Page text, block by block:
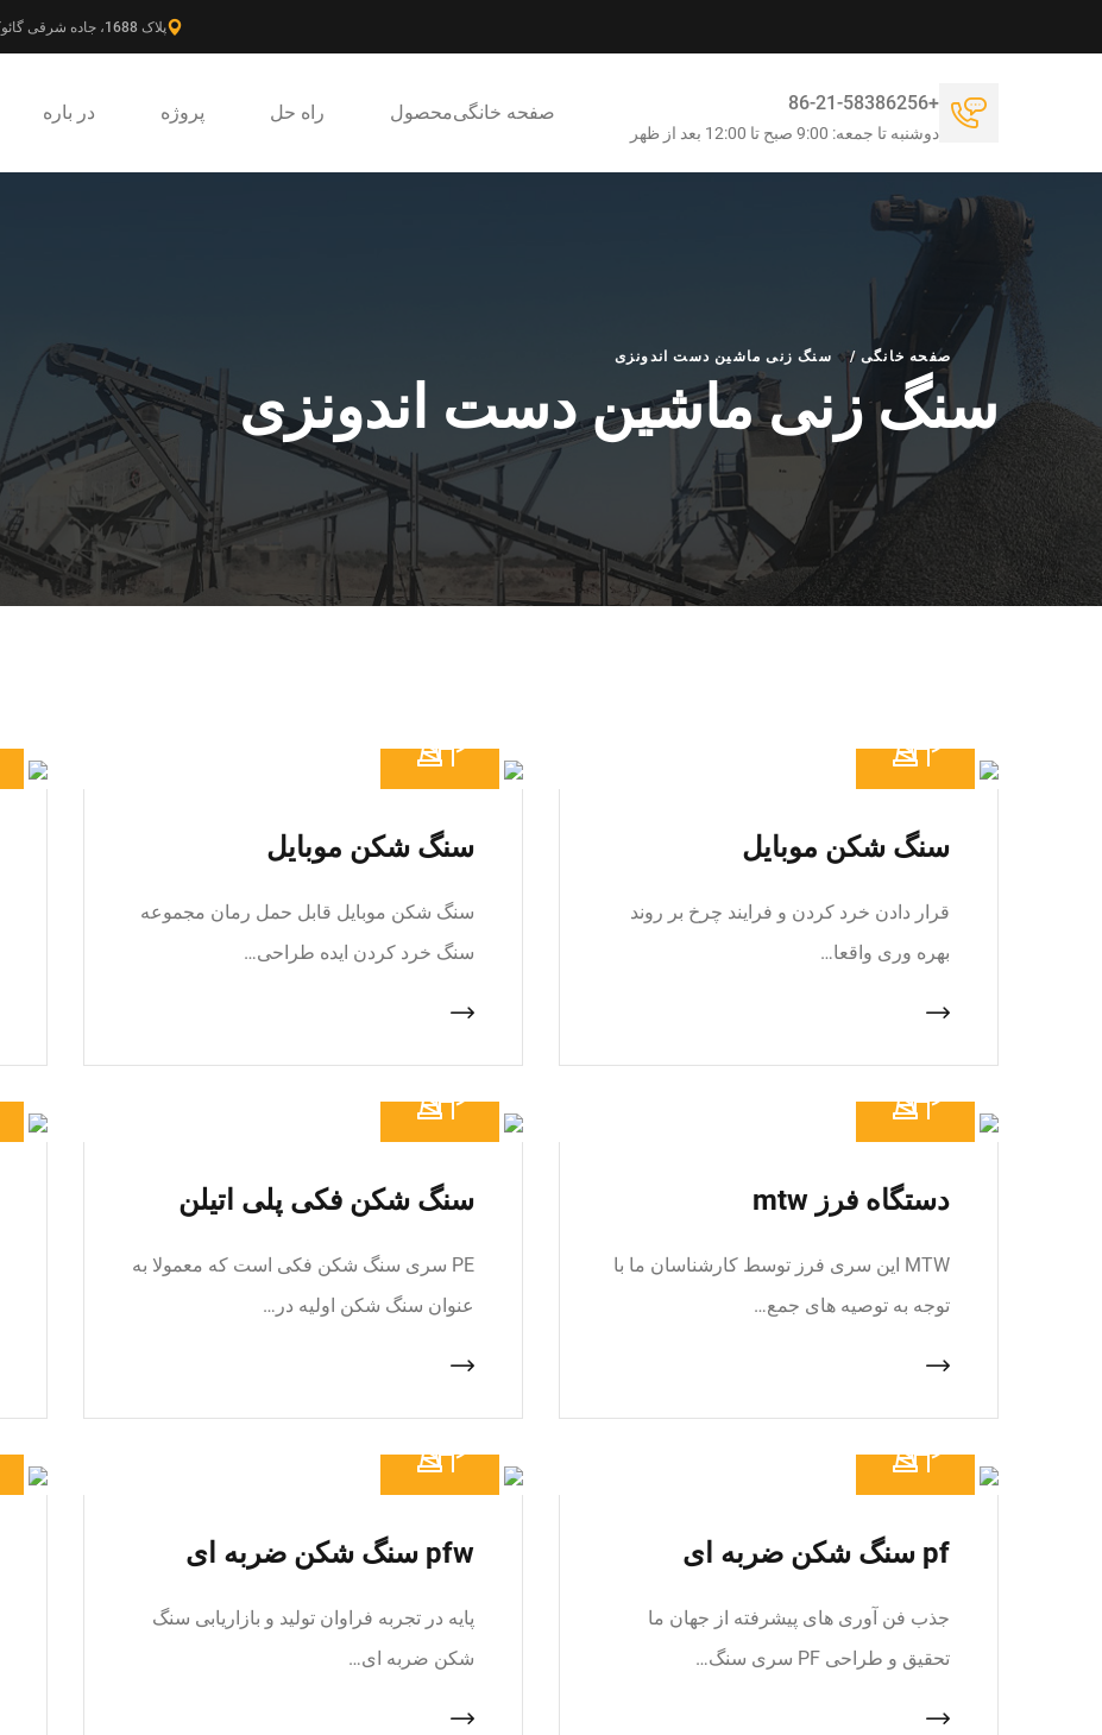
پلاک 1688، جاده شرقی گائوکه، ناحیه جدید پودونگ، شانگهای، چین.
صفحه خانگیمحصول راه حل پروژه در باره +86-21-58386256
دوشنبه تا جمعه: 9:00 صبح تا 12:00 بعد از ظهر
صفحه خانگی / سنگ زنی ماشین دست اندونزی
سنگ زنی ماشین دست اندونزی
سنگ شکن موبایل
قرار دادن خرد کردن و فرایند چرخ بر روند
بهره وری واقعا…
سنگ شکن موبایل
سنگ شکن موبایل قابل حمل رمان مجموعه
سنگ خرد کردن ایده طراحی…
دستگاه فرز mtw
MTW این سری فرز توسط کارشناسان ما با
توجه به توصیه های جمع…
سنگ شکن فکی پلی اتیلن
PE سری سنگ شکن فکی است که معمولا به
عنوان سنگ شکن اولیه در…
pf سنگ شکن ضربه ای
جذب فن آوری های پیشرفته از جهان ما
تحقیق و طراحی PF سری سنگ…
pfw سنگ شکن ضربه ای
پایه در تجربه فراوان تولید و بازاریابی سنگ
شکن ضربه ای…